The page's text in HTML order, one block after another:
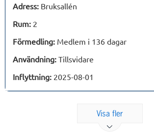
Adress: Bruksallén
Rum: 2
Förmedling: Medlem i 136 dagar
Användning: Tillsvidare
Inflyttning: 2025-08-01
Visa fler